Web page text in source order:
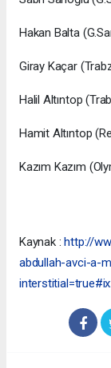
Hakan Balta
Giray Kaçar
Halil Altıntop
Hamit Altıntop
Kazım Kazım
Kaynak : http://
abdullah-avci-a-